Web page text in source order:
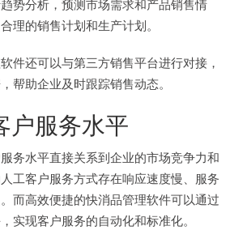
势分析，预测市场需求和产品销售情
理的销售计划和生产计划。
件还可以与第三方销售平台进行对接，
帮助企业及时跟踪销售动态。
户服务水平
务水平直接关系到企业的市场竞争力和
工客户服务方式存在响应速度慢、服务
而高效便捷的快消品管理软件可以通过
实现客户服务的自动化和标准化。